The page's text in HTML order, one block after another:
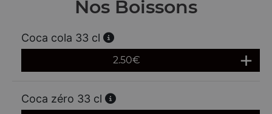
Nos Boissons
Coca cola 33 cl
2.50€
Coca zéro 33 cl